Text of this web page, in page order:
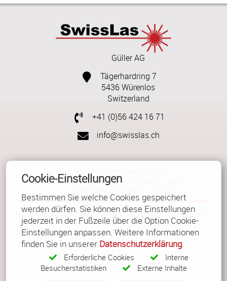
Güller AG
Tägerhardring 7
5436 Würenlos
Switzerland
+41 (0)56 424 16 71
info@swisslas.ch
Impressum
Cookie Einstellungen
Liefer-/Versandkosten
Service
Alle Texte und Bilder sind urheberrechtlich geschützt und dürfen nur
mit schriftlicher Genehmigung kopiert werden.
Cookie-Einstellungen
Bestimmen Sie welche Cookies gespeichert
werden dürfen. Sie können diese Einstellungen
jederzeit in der Fußzeile über die Option Cookie-
Einstellungen anpassen. Weitere Informationen
finden Sie in unserer Datenschutzerklärung.
Erforderliche Cookies
Interne
Besucherstatistiken
Externe Inhalte